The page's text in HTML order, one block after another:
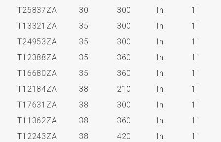
T25837ZA
30 300 In
1"
T13321ZA
35 300 In
1"
T24953ZA
35 300 In
1"
T12388ZA
35 360 In
1"
T16680ZA
35 360 In
1"
T12184ZA
38 210 In
1"
T17631ZA
38 300 In
1"
T11362ZA
38 360 In
1"
T12243ZA
38 420 In
1"